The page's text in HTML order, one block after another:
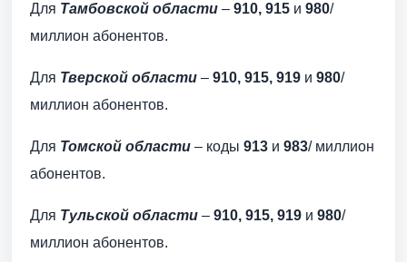
Для Тамбовской области – 910, 915 и 980/
миллион абонентов.
Для Тверской области – 910, 915, 919 и 980/
миллион абонентов.
Для Томской области – коды 913 и 983/ миллион
абонентов.
Для Тульской области – 910, 915, 919 и 980/
миллион абонентов.